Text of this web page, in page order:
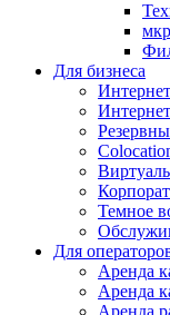
Для бизнеса
Темное
Для
Аренда
Аренда
Аренда